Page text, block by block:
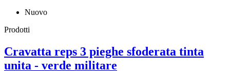
Nuovo
Prodotti
Cravatta reps 3 pieghe sfoderata tinta
unita - verde militare